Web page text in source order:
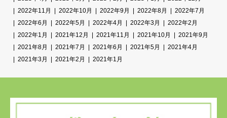
2022年11月
2022年10月 2022年9月 2022年8月
2022年7月
2022年6月
2022年5月 2022年4月 2022年3月
2022年2月
2022年1月
2021年12月 2021年11月 2021年10月
2021年9月
2021年8月
2021年7月 2021年6月 2021年5月
2021年4月
2021年3月
2021年2月 2021年1月